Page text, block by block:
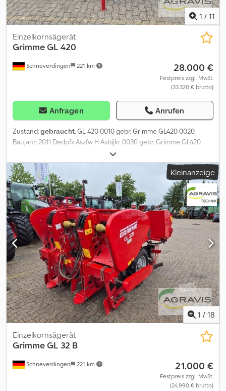
1 / 11
Schneverdingen 221 km
Einzelkornsägerät
GrimmeGL 420
28.000 €
Festpreis zzgl. MwSt.
(33.320 € brutto)
Anfragen Anrufen
Zustand:gebraucht, GL 420 0010 gebr. Grimme GL420 0020
Baujahr: 2011 Dedpfx Aszfw H Asbijkr 0030 gebr. Grimme GL420
0040 4 reihig 0050 Hydr. Antrieb 0060 Kameras 0070 Gitterrolle
0080 Hydr. Kippbunker 0090 grüne Becker 0100 Vorbereitung
Beize
Kleinanzeige
1 / 18
Schneverdingen 221 km
Einzelkornsägerät
GrimmeGL 32 B
21.000 €
Festpreis zzgl. MwSt.
(24.990 € brutto)